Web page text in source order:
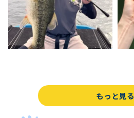
もっと見る